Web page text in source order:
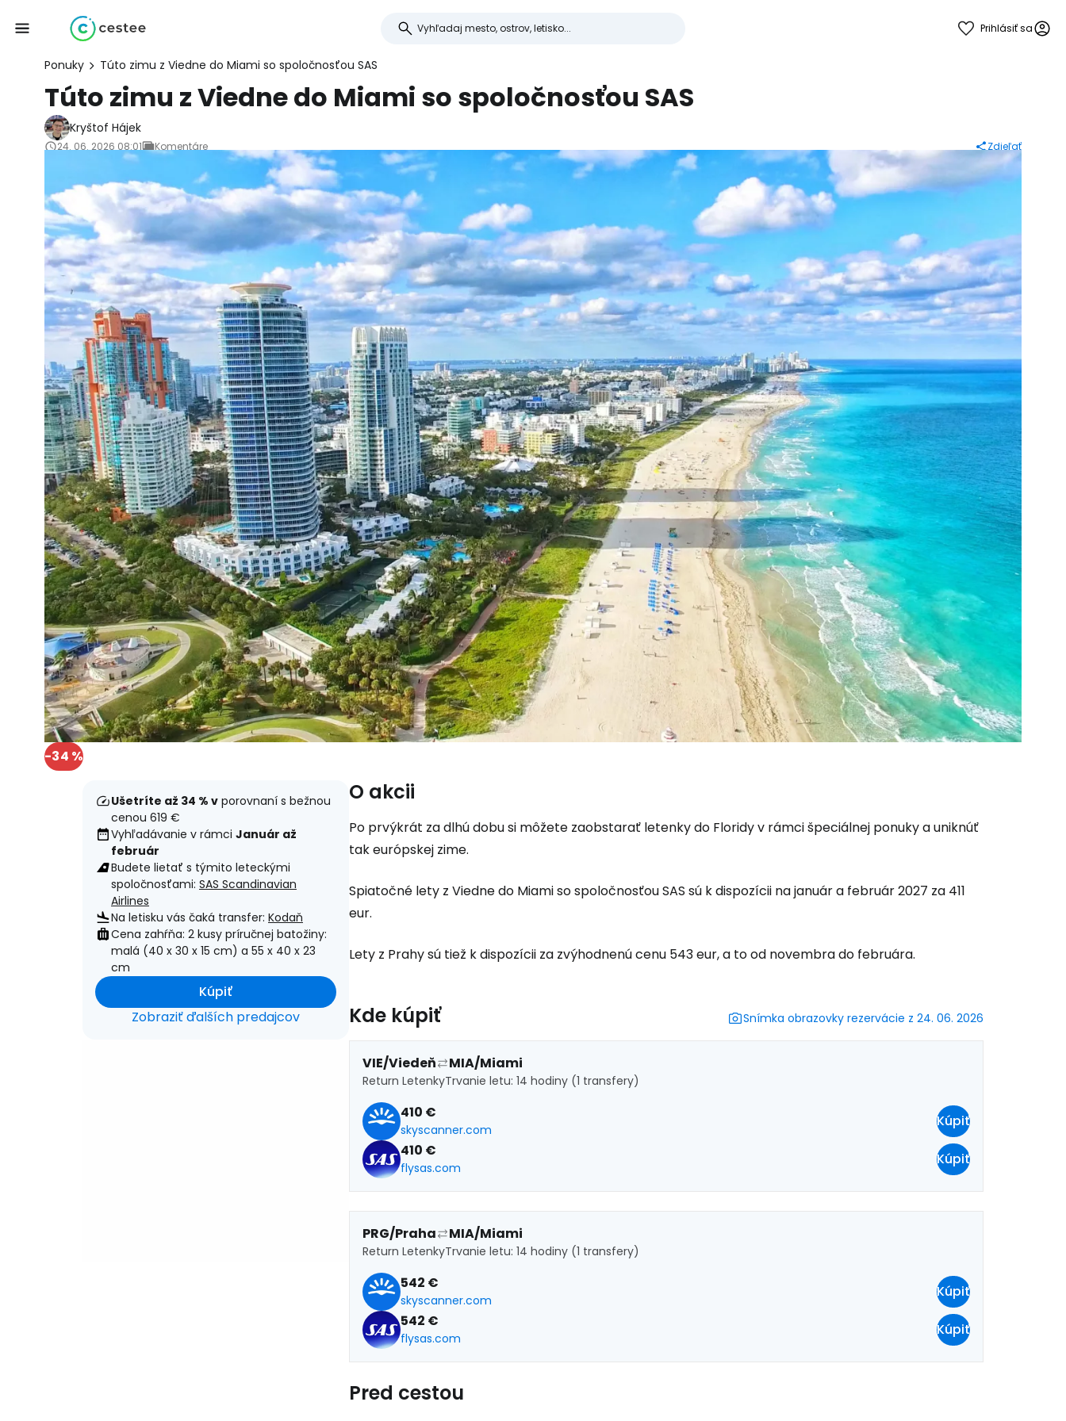
Prihlásiť sa
Ponuky Túto zimu z Viedne do Miami so spoločnosťou SAS
Túto zimu z Viedne do Miami so spoločnosťou SAS
Kryštof Hájek
24. 06. 2026 08:01 Komentáre Zdieľať
-34 %
Ušetríte až 34 % v porovnaní s bežnou
cenou 619 €
Vyhľadávanie v rámci Január až
február
Budete lietať s týmito leteckými
spoločnosťami: SAS Scandinavian
Airlines
Na letisku vás čaká transfer: Kodaň
Cena zahŕňa: 2 kusy príručnej batožiny:
malá (40 x 30 x 15 cm) a 55 x 40 x 23
cm
Kúpiť
Zobraziť ďalších predajcov
O akcii
Po prvýkrát za dlhú dobu si môžete zaobstarať letenky do Floridy v rámci špeciálnej ponuky a uniknúť
tak európskej zime.
Spiatočné lety z Viedne do Miami so spoločnosťou SAS sú k dispozícii na január a február 2027 za 411
eur.
Lety z Prahy sú tiež k dispozícii za zvýhodnenú cenu 543 eur, a to od novembra do februára.
Kde kúpiť Snímka obrazovky rezervácie z 24. 06. 2026
VIE/Viedeň MIA/Miami
Return LetenkyTrvanie letu: 14 hodiny (1 transfery)
410 €
skyscanner.com
Kúpiť
410 €
flysas.com
Kúpiť
PRG/Praha MIA/Miami
Return LetenkyTrvanie letu: 14 hodiny (1 transfery)
542 €
skyscanner.com
Kúpiť
542 €
flysas.com
Kúpiť
Pred cestou
Prihláste sa do služby
Cestee
... celosvetovej komunity cestovateľov